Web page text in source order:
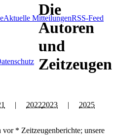
Aktuelle MitteilungenRSS-Feed
| 20222023 | 2025
vor * Zeitzeugenberichte; unsere
Die
Autoren
und
Zeitzeugen